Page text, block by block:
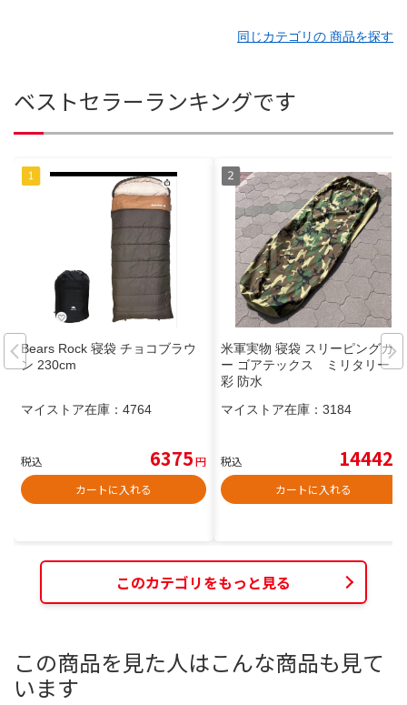
同じカテゴリの 商品を探す
ベストセラーランキングです
Bears Rock 寝袋 チョコブラウ
ン 230cm
マイストア在庫： 4764
税込 6375円
カートに入れる
米軍実物 寝袋 スリーピングカバ
ー ゴアテックス ミリタリー 迷
彩 防水
マイストア在庫： 3184
税込 14442
カートに入れる
このカテゴリをもっと見る
この商品を見た人はこんな商品も見て
います